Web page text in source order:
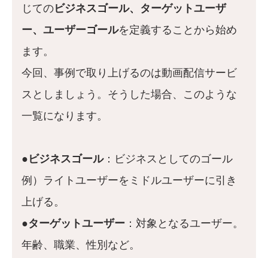
じてのビジネスゴール、ターゲットユーザ
ー、ユーザーゴールを定義することから始め
ます。
今回、事例で取り上げるのは動画配信サービ
スとしましょう。そうした場合、このような
一覧になります。
●ビジネスゴール：ビジネスとしてのゴール
例）ライトユーザーをミドルユーザーに引き
上げる。
●ターゲットユーザー ：対象となるユーザー。
年齢、職業、性別など。